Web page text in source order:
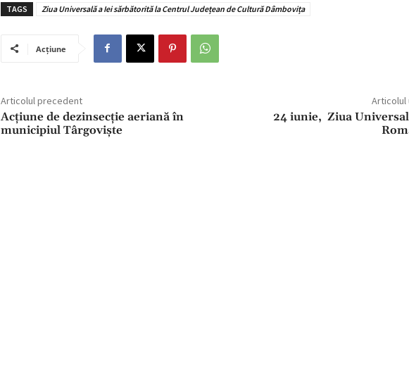
TAGS Ziua Universală a Iei sărbătorită la Centrul Județean de Cultură Dâmbovița
Acțiune
Articolul precedent
Acțiune de dezinsecție aeriană în
municipiul Târgoviște
Articolul
24 iunie, Ziua